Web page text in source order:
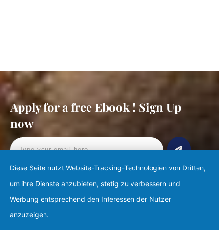
Apply for a free Ebook ! Sign Up
now
Diese Seite nutzt Website-Tracking-Technologien von Dritten,
um ihre Dienste anzubieten, stetig zu verbessern und
Werbung entsprechend den Interessen der Nutzer
anzuzeigen.